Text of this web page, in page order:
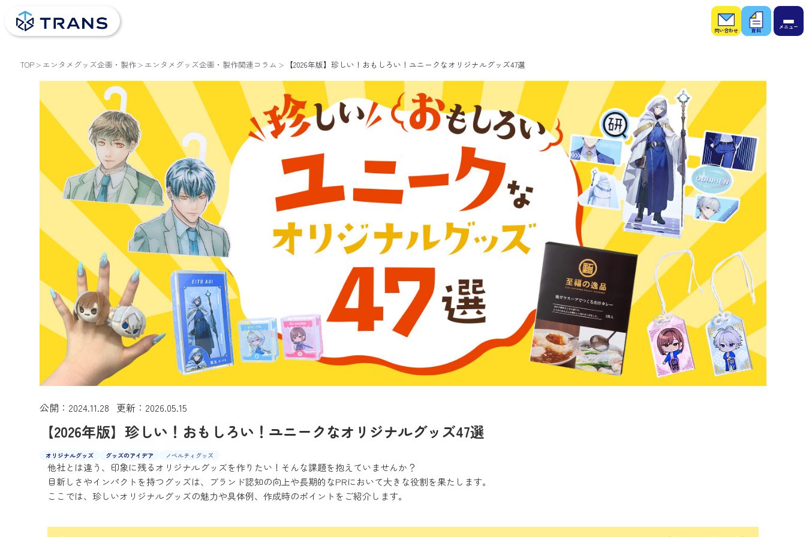
お問
い合
わせ
お役
立ち
資料
TOP エンタメグッズ企画・製作 エンタメグッズ企画・製作関連コラム 【2026年版】珍しい！おもしろい！ユニークなオリジナルグッズ47選
公開：2024.11.28 更新：2026.05.15
【2026年版】珍しい！おもしろい！ユニークなオリジナルグッズ47選
オリジナルグッズ グッズのアイデア ノベルティグッズ
他社とは違う、印象に残るオリジナルグッズを作りたい！そんな課題を抱えていませんか？
目新しさやインパクトを持つグッズは、ブランド認知の向上や長期的なPRにおいて大きな役割を果たします。
ここでは、珍しいオリジナルグッズの魅力や具体例、作成時のポイントをご紹介します。